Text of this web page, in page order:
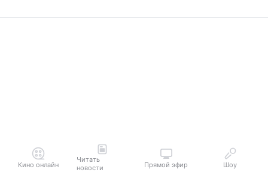
Кино онлайн
Читать
новости
Прямой эфир Шоу